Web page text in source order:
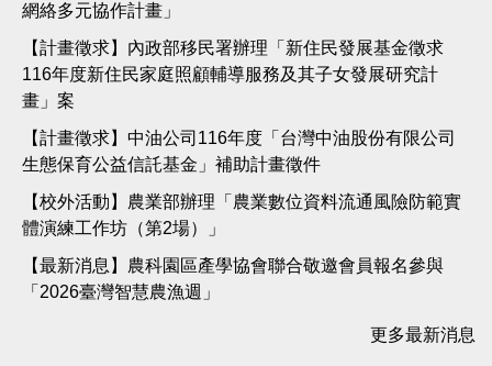
網絡多元協作計畫」
【計畫徵求】內政部移民署辦理「新住民發展基金徵求
116年度新住民家庭照顧輔導服務及其子女發展研究計
畫」案
【計畫徵求】中油公司116年度「台灣中油股份有限公司
生態保育公益信託基金」補助計畫徵件
【校外活動】農業部辦理「農業數位資料流通風險防範實
體演練工作坊（第2場）」
【最新消息】農科園區產學協會聯合敬邀會員報名參與
「2026臺灣智慧農漁週」
更多最新消息